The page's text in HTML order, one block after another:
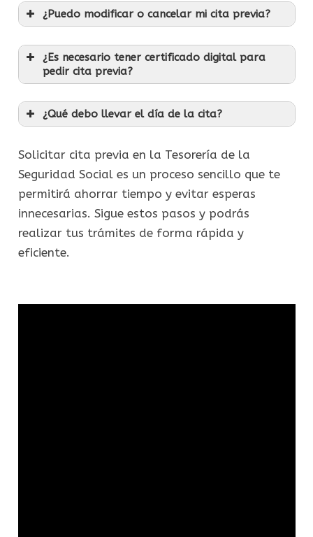
¿Puedo modificar o cancelar mi cita previa?
¿Es necesario tener certificado digital para
pedir cita previa?
¿Qué debo llevar el día de la cita?
Solicitar cita previa en la Tesorería de la
Seguridad Social es un proceso sencillo que te
permitirá ahorrar tiempo y evitar esperas
innecesarias. Sigue estos pasos y podrás
realizar tus trámites de forma rápida y
eficiente.